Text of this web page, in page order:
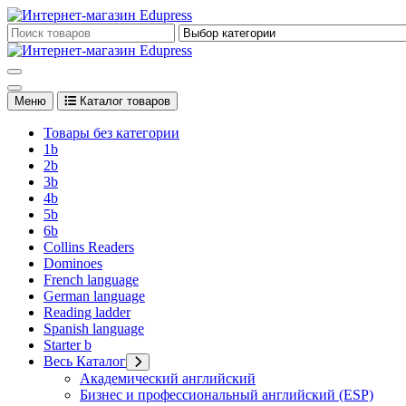
Перейти
к
содержимому
Edupress Uzbekistan, Edupress Узбекистан, книги, учебники на
Меню Каталог товаров
Товары без категории
1b
2b
3b
4b
5b
6b
Collins Readers
Dominoes
French language
German language
Reading ladder
Spanish language
Starter b
Весь Каталог
Академический английский
Бизнес и профессиональный английский (ESP)